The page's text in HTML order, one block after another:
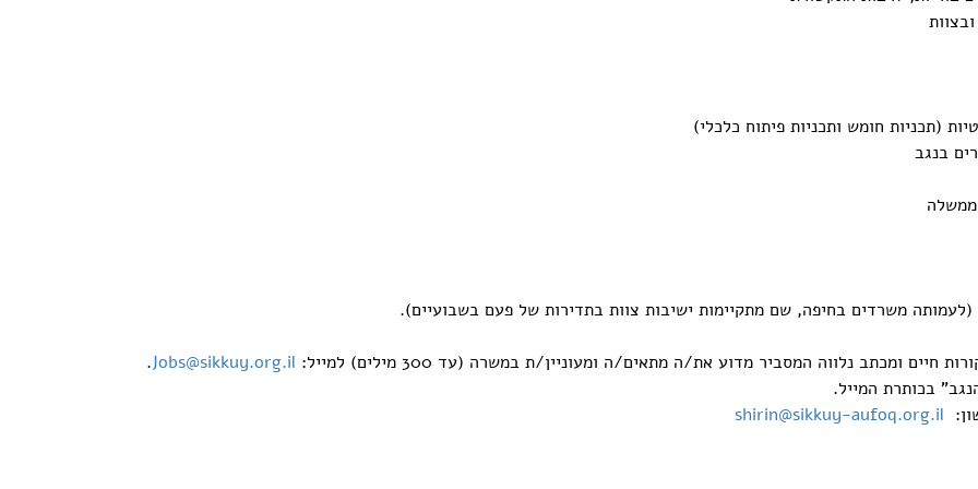
(תכניות חומש ותכניות פיתוח כלכלי)
בנגב
(לעמותה משרדים בחיפה, שם מתקיימות ישיבות צוות בתדירות של פעם בשבועיים).
Jobs@sikkuy.org.il
.
בכותרת המייל.
shirin@sikkuy-aufoq.org.il